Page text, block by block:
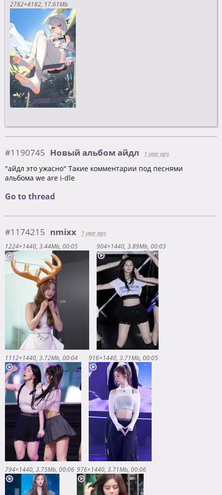
2782×4182 17.61Mb
#1190745 Новый альбом айдл 1 year ago
"айдл это ужасно" Такие комментарии под песнями
альбома we are i-dle
Go to thread
#1174215 nmixx
1 year ago
1224×1440 3.44Mb 00:05 904×1440 3.89Mb 00:03
1112×1440 3.72Mb 00:04 916×1440 3.71Mb 00:05
794×1440 3.75Mb 00:06 976×1440 3.71Mb 00:06